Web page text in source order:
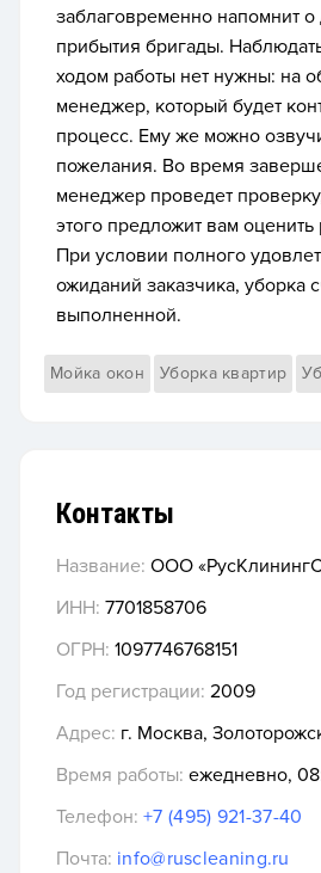
заблаговременно напомнит
прибытия бригады.
ходом работы нет нужны: на
менеджер, который будет
процесс. Ему же можно
пожелания. Во время
менеджер проведет
этого предложит вам оценить
При условии полного
ожиданий заказчика, уборка
выполненной.
Мойка окон Уборка квартир
Контакты
Название: ООО
ИНН: 7701858706
ОГРН: 1097746768151
Год регистрации: 2009
Адрес: г. Москва,
Время работы: ежедневно,
Телефон: +7 (495) 921-37-40
Почта: info@ruscleaning.ru